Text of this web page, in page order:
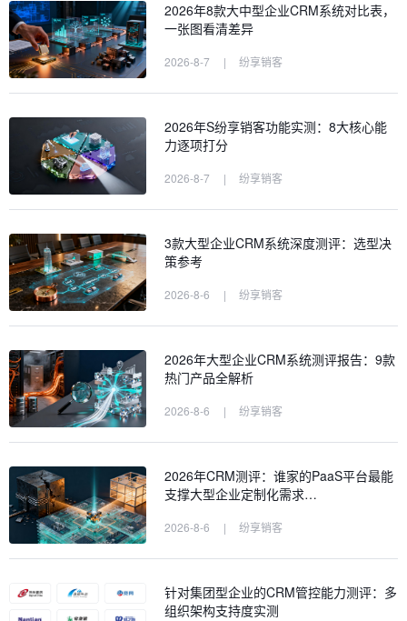
2026年8款大中型企业CRM系统对比表，
一张图看清差异
2026-8-7 | 纷享销客
2026年S纷享销客功能实测：8大核心能
力逐项打分
2026-8-7 | 纷享销客
3款大型企业CRM系统深度测评：选型决
策参考
2026-8-6 | 纷享销客
2026年大型企业CRM系统测评报告：9款
热门产品全解析
2026-8-6 | 纷享销客
2026年CRM测评：谁家的PaaS平台最能
支撑大型企业定制化需求…
2026-8-6 | 纷享销客
针对集团型企业的CRM管控能力测评：多
组织架构支持度实测